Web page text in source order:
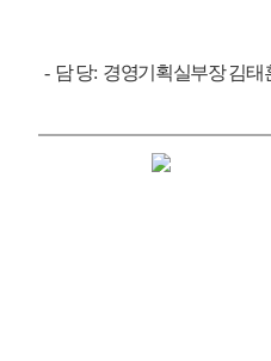
- 담 당: 경영기획실부장 김태